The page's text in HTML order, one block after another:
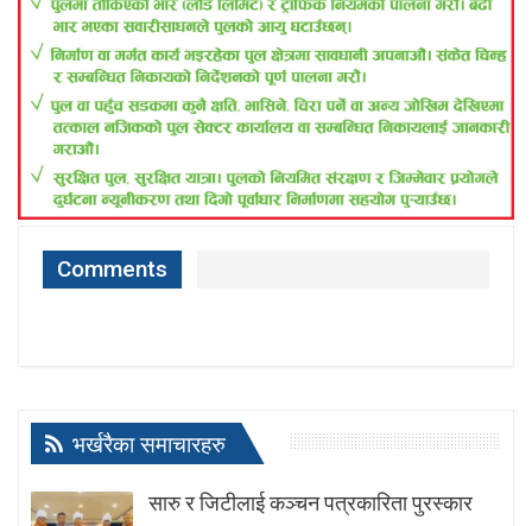
Comments
भर्खरैका समाचारहरु
सारु र जिटीलाई कञ्चन पत्रकारिता पुरस्कार